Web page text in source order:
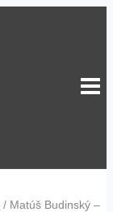
/ Matúš Budinský –